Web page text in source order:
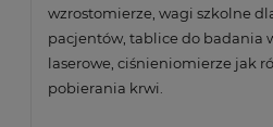
wzrostomierze, wagi szkolne
pacjentów, tablice do badania
laserowe, ciśnieniomierze jak
pobierania krwi.